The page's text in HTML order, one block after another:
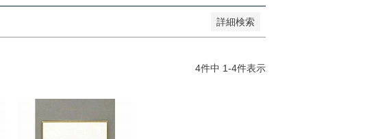
詳細検索
4件中 1-4件表示